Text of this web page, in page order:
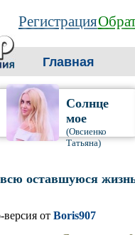
Регистрация
Главная
Солнце
мое
(Овсиенко
Татьяна)
оставшуюся
версия от Boris907